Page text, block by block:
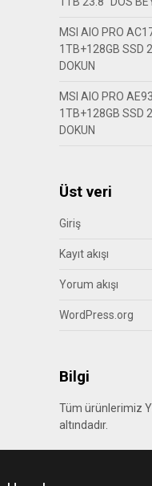
MSI AIO PRO
1TB+128GB SSD
DOKUN
MSI AIO PRO
1TB+128GB SSD
DOKUN
Üst veri
Giriş
Kayıt akışı
Yorum akışı
WordPress.org
Bilgi
Tüm ürünlerimiz
altındadır.